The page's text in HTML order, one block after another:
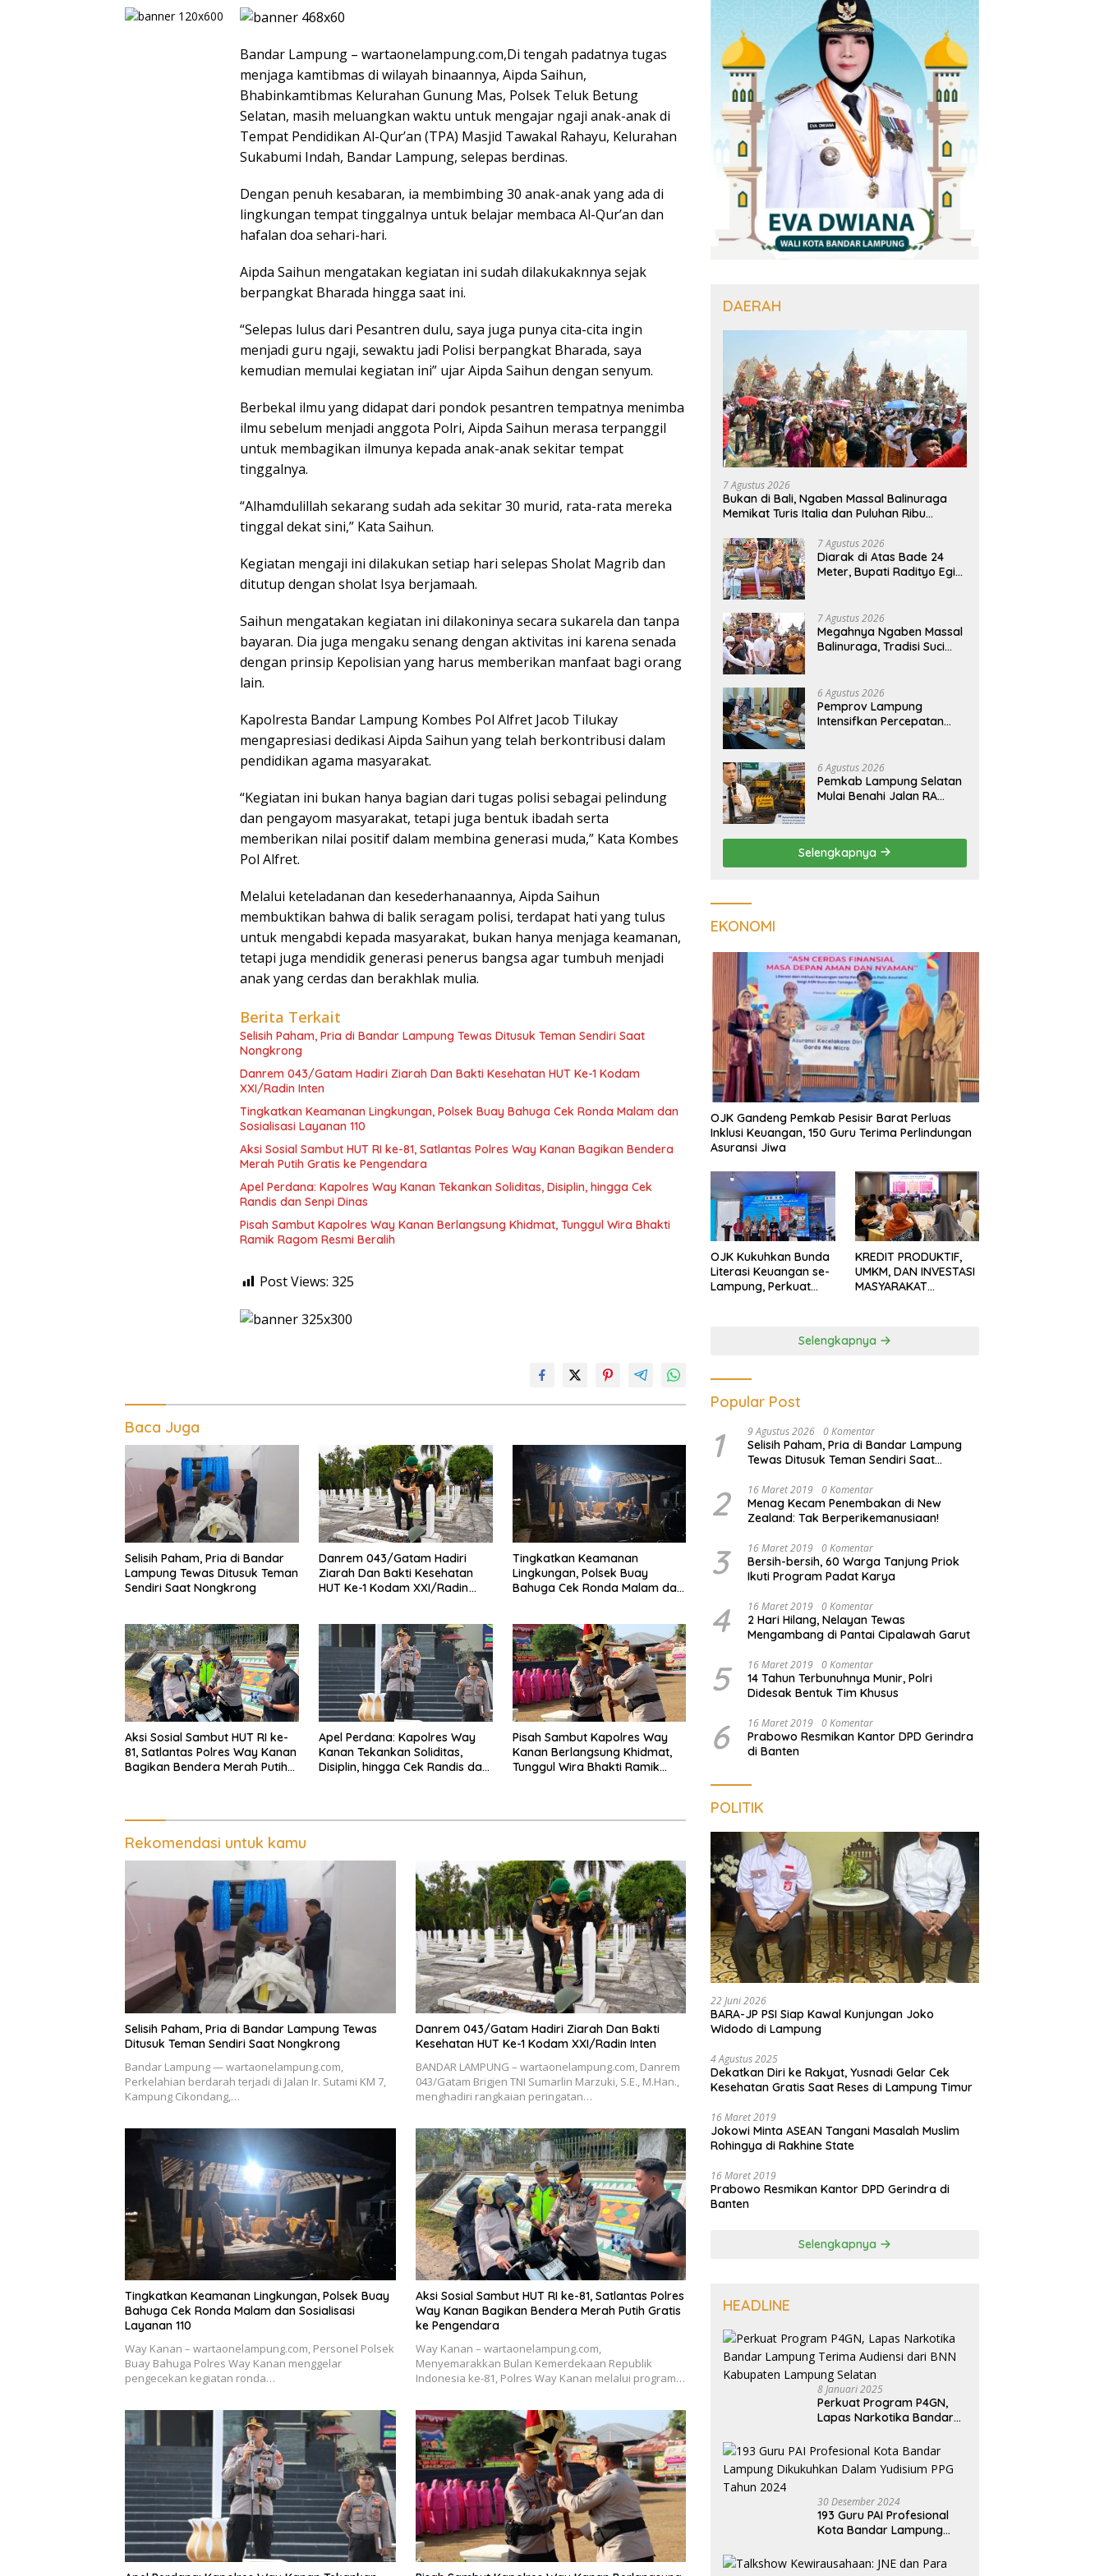
Bandar Lampung – wartaonelampung.com,Di tengah padatnya tugas
menjaga kamtibmas di wilayah binaannya, Aipda Saihun,
Bhabinkamtibmas Kelurahan Gunung Mas, Polsek Teluk Betung
Selatan, masih meluangkan waktu untuk mengajar ngaji anak-anak di
Tempat Pendidikan Al-Qur’an (TPA) Masjid Tawakal Rahayu, Kelurahan
Sukabumi Indah, Bandar Lampung, selepas berdinas.
Dengan penuh kesabaran, ia membimbing 30 anak-anak yang ada di
lingkungan tempat tinggalnya untuk belajar membaca Al-Qur’an dan
hafalan doa sehari-hari.
Aipda Saihun mengatakan kegiatan ini sudah dilakukaknnya sejak
berpangkat Bharada hingga saat ini.
“Selepas lulus dari Pesantren dulu, saya juga punya cita-cita ingin
menjadi guru ngaji, sewaktu jadi Polisi berpangkat Bharada, saya
kemudian memulai kegiatan ini” ujar Aipda Saihun dengan senyum.
Berbekal ilmu yang didapat dari pondok pesantren tempatnya menimba
ilmu sebelum menjadi anggota Polri, Aipda Saihun merasa terpanggil
untuk membagikan ilmunya kepada anak-anak sekitar tempat
tinggalnya.
“Alhamdulillah sekarang sudah ada sekitar 30 murid, rata-rata mereka
tinggal dekat sini,” Kata Saihun.
Kegiatan mengaji ini dilakukan setiap hari selepas Sholat Magrib dan
ditutup dengan sholat Isya berjamaah.
Saihun mengatakan kegiatan ini dilakoninya secara sukarela dan tanpa
bayaran. Dia juga mengaku senang dengan aktivitas ini karena senada
dengan prinsip Kepolisian yang harus memberikan manfaat bagi orang
lain.
Kapolresta Bandar Lampung Kombes Pol Alfret Jacob Tilukay
mengapresiasi dedikasi Aipda Saihun yang telah berkontribusi dalam
pendidikan agama masyarakat.
“Kegiatan ini bukan hanya bagian dari tugas polisi sebagai pelindung
dan pengayom masyarakat, tetapi juga bentuk ibadah serta
memberikan nilai positif dalam membina generasi muda,” Kata Kombes
Pol Alfret.
Melalui keteladanan dan kesederhanaannya, Aipda Saihun
membuktikan bahwa di balik seragam polisi, terdapat hati yang tulus
untuk mengabdi kepada masyarakat, bukan hanya menjaga keamanan,
tetapi juga mendidik generasi penerus bangsa agar tumbuh menjadi
anak yang cerdas dan berakhlak mulia.
Berita Terkait
Selisih Paham, Pria di Bandar Lampung Tewas Ditusuk Teman Sendiri Saat
Nongkrong
Danrem 043/Gatam Hadiri Ziarah Dan Bakti Kesehatan HUT Ke-1 Kodam
XXI/Radin Inten
Tingkatkan Keamanan Lingkungan, Polsek Buay Bahuga Cek Ronda Malam dan
Sosialisasi Layanan 110
Aksi Sosial Sambut HUT RI ke-81, Satlantas Polres Way Kanan Bagikan Bendera
Merah Putih Gratis ke Pengendara
Apel Perdana: Kapolres Way Kanan Tekankan Soliditas, Disiplin, hingga Cek
Randis dan Senpi Dinas
Pisah Sambut Kapolres Way Kanan Berlangsung Khidmat, Tunggul Wira Bhakti
Ramik Ragom Resmi Beralih
Post Views: 325
Baca Juga
Selisih Paham, Pria di Bandar
Lampung Tewas Ditusuk Teman
Sendiri Saat Nongkrong
Danrem 043/Gatam Hadiri
Ziarah Dan Bakti Kesehatan
HUT Ke-1 Kodam XXI/Radin
Tingkatkan Keamanan
Lingkungan, Polsek Buay
Bahuga Cek Ronda Malam dan
Aksi Sosial Sambut HUT RI ke-
81, Satlantas Polres Way Kanan
Bagikan Bendera Merah Putih
Apel Perdana: Kapolres Way
Kanan Tekankan Soliditas,
Disiplin, hingga Cek Randis dan
Pisah Sambut Kapolres Way
Kanan Berlangsung Khidmat,
Tunggul Wira Bhakti Ramik
Rekomendasi untuk kamu
Selisih Paham, Pria di Bandar Lampung Tewas
Ditusuk Teman Sendiri Saat Nongkrong
Bandar Lampung — wartaonelampung.com,
Perkelahian berdarah terjadi di Jalan Ir. Sutami KM 7,
Kampung Cikondang,…
Danrem 043/Gatam Hadiri Ziarah Dan Bakti
Kesehatan HUT Ke-1 Kodam XXI/Radin Inten
BANDAR LAMPUNG – wartaonelampung.com, Danrem
043/Gatam Brigjen TNI Sumarlin Marzuki, S.E., M.Han.,
menghadiri rangkaian peringatan…
Tingkatkan Keamanan Lingkungan, Polsek Buay
Bahuga Cek Ronda Malam dan Sosialisasi
Layanan 110
Way Kanan – wartaonelampung.com, Personel Polsek
Buay Bahuga Polres Way Kanan menggelar
pengecekan kegiatan ronda…
Aksi Sosial Sambut HUT RI ke-81, Satlantas Polres
Way Kanan Bagikan Bendera Merah Putih Gratis
ke Pengendara
Way Kanan – wartaonelampung.com,
Menyemarakkan Bulan Kemerdekaan Republik
Indonesia ke-81, Polres Way Kanan melalui program…
DAERAH
7 Agustus 2026
Bukan di Bali, Ngaben Massal Balinuraga
Memikat Turis Italia dan Puluhan Ribu
7 Agustus 2026
Diarak di Atas Bade 24
Meter, Bupati Radityo Egi
‘Penglipuran’ Kedua pada
2027
7 Agustus 2026
Megahnya Ngaben Massal
Balinuraga, Tradisi Suci
dan Merekatkan Ikatan
Keluarga
6 Agustus 2026
Pemprov Lampung
Intensifkan Percepatan
Tanggamus
6 Agustus 2026
Pemkab Lampung Selatan
Mulai Benahi Jalan RA
Demi Keselamatan
Pengguna Jalan
Selengkapnya
EKONOMI
OJK Gandeng Pemkab Pesisir Barat Perluas
Inklusi Keuangan, 150 Guru Terima Perlindungan
Asuransi Jiwa
OJK Kukuhkan Bunda
Literasi Keuangan se-
Lampung, Perkuat
KREDIT PRODUKTIF,
UMKM, DAN INVESTASI
MASYARAKAT
Selengkapnya
Popular Post
1 9 Agustus 2026 0 Komentar
Selisih Paham, Pria di Bandar Lampung
Tewas Ditusuk Teman Sendiri Saat
2 16 Maret 2019 0 Komentar
Menag Kecam Penembakan di New
Zealand: Tak Berperikemanusiaan!
3 16 Maret 2019 0 Komentar
Bersih-bersih, 60 Warga Tanjung Priok
Ikuti Program Padat Karya
4 16 Maret 2019 0 Komentar
2 Hari Hilang, Nelayan Tewas
Mengambang di Pantai Cipalawah Garut
5 16 Maret 2019 0 Komentar
14 Tahun Terbunuhnya Munir, Polri
Didesak Bentuk Tim Khusus
6 16 Maret 2019 0 Komentar
Prabowo Resmikan Kantor DPD Gerindra
di Banten
POLITIK
22 Juni 2026
BARA-JP PSI Siap Kawal Kunjungan Joko
Widodo di Lampung
4 Agustus 2025
Dekatkan Diri ke Rakyat, Yusnadi Gelar Cek
Kesehatan Gratis Saat Reses di Lampung Timur
16 Maret 2019
Jokowi Minta ASEAN Tangani Masalah Muslim
Rohingya di Rakhine State
16 Maret 2019
Prabowo Resmikan Kantor DPD Gerindra di
Banten
Selengkapnya
HEADLINE
8 Januari 2025
Perkuat Program P4GN,
Lapas Narkotika Bandar
dari BNN Kabupaten
Lampung Selatan
30 Desember 2024
193 Guru PAI Profesional
Kota Bandar Lampung
Yudisium PPG Tahun 2024